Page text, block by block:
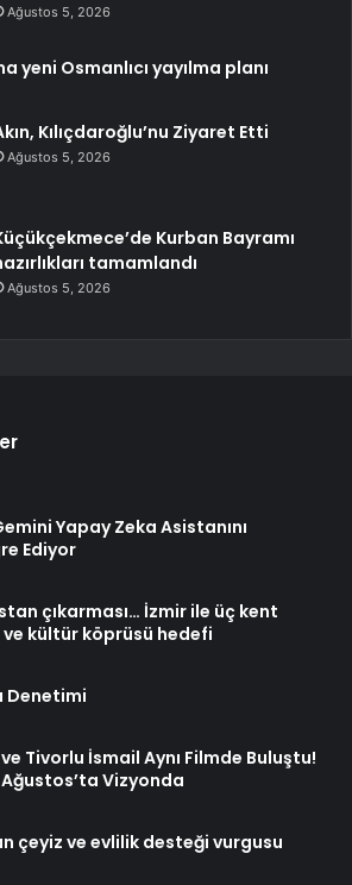
Ağustos 5, 2026
yeni Osmanlıcı yayılma planı
Kılıçdaroğlu’nu Ziyaret Etti
Ağustos 5, 2026
Kurban Bayramı
tamamlandı
Ağustos 5, 2026
Yapay Zeka Asistanını
Ediyor
çıkarması… İzmir ile üç kent
kültür köprüsü hedefi
Denetimi
Tivorlu İsmail Aynı Filmde Buluştu!
Vizyonda
çeyiz ve evlilik desteği vurgusu